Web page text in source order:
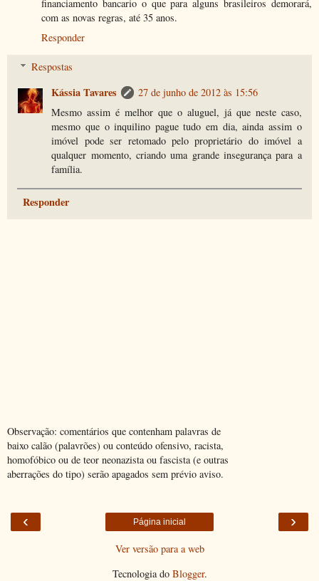
financiamento bancario o que para alguns brasileiros demorará,
com as novas regras, até 35 anos.
Responder
Respostas
Kássia Tavares
27 de junho de 2012 às 15:56
Mesmo assim é melhor que o aluguel, já que neste caso,
mesmo que o inquilino pague tudo em dia, ainda assim o
imóvel pode ser retomado pelo proprietário do imóvel a
qualquer momento, criando uma grande insegurança para a
família.
Responder
Observação: comentários que contenham palavras de
baixo calão (palavrões) ou conteúdo ofensivo, racista,
homofóbico ou de teor neonazista ou fascista (e outras
aberrações do tipo) serão apagados sem prévio aviso.
‹ ›
Página inicial
Ver versão para a web
Tecnologia do Blogger.